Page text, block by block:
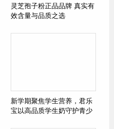
灵芝孢子粉正品品牌 真实有
效含量与品质之选
新学期聚焦学生营养，君乐
宝以高品质学生奶守护青少